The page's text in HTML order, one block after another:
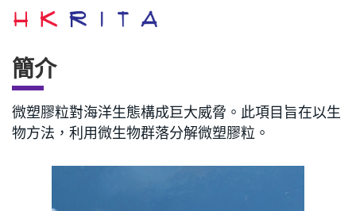
簡介
微塑膠粒對海洋生態構成巨大威脅。此項目旨在以生
物方法，利用微生物群落分解微塑膠粒。